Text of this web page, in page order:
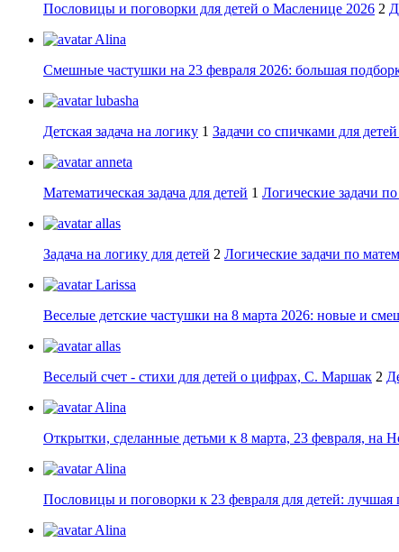
Пословицы и поговорки для детей о Масленице 2026 2
Alina
Смешные частушки на 23 февраля 2026: большая
lubasha
Детская задача на логику 1 Задачи со спичками для
anneta
Математическая задача для детей 1 Логические задачи
allas
Задача на логику для детей 2 Логические задачи по
Larissa
Веселые детские частушки на 8 марта 2026: новые и
allas
Веселый счет - стихи для детей о цифрах, С. Маршак 2
Alina
Открытки, сделанные детьми к 8 марта, 23 февраля, на
Alina
Пословицы и поговорки к 23 февраля для детей: лучшая
Alina